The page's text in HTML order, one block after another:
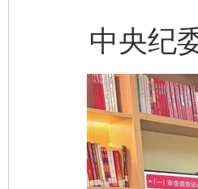
中央纪委